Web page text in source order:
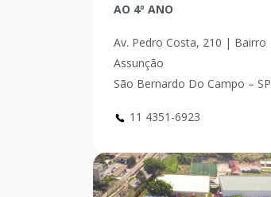
AO 4º ANO
Av. Pedro Costa, 210 | Bairro
Assunção
São Bernardo Do Campo – SP
11 4351-6923